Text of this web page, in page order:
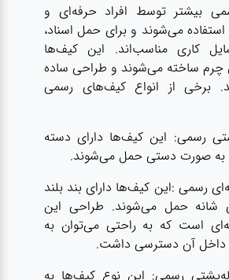
بیشتر توسط افراد حرفه‌ای و
استفاده می‌شوند و برای حمل اسناد،
کاری مناسب‌اند. این کیف‌ها
چرم ساخته می‌شوند و طراحی ساده
برخی از انواع کیف‌های رسمی
رسمی: این کیف‌ها دارای دسته
به صورت دستی حمل می‌شوند.
رسمی :این کیف‌ها دارای بند بلند
شانه حمل می‌شوند. طراحی این
است که به راحتی می‌توان به
داخل آن دسترسی داشت.